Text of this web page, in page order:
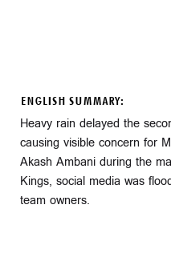
ENGLISH SUMMARY:
Heavy rain delayed the
causing visible concern for
Akash Ambani during the
Kings, social media was
team owners.